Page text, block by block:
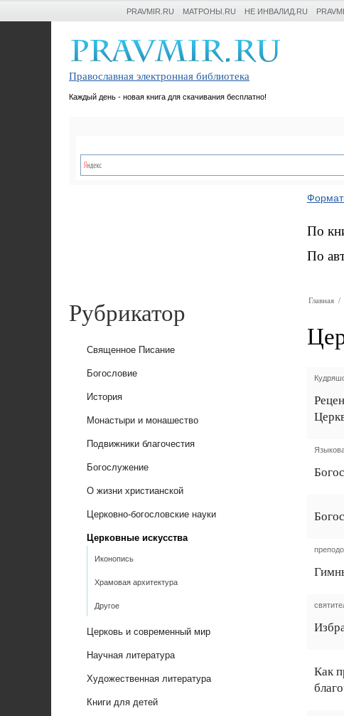
PRAVMIR.RU МАТРОНЫ.RU НЕ ИНВАЛИД.RU
Православная электронная библиотека
Каждый день - новая книга для скачивания бесплатно!
По
По
Рубрикатор
Священное Писание
Богословие
История
Монастыри и монашество
Подвижники благочестия
Богослужение
О жизни христианской
Церковно-богословские науки
Церковные искусства
Иконопись
Храмовая архитектура
Другое
Церковь и современный мир
Научная литература
Художественная литература
Книги для детей
Главная /
Как